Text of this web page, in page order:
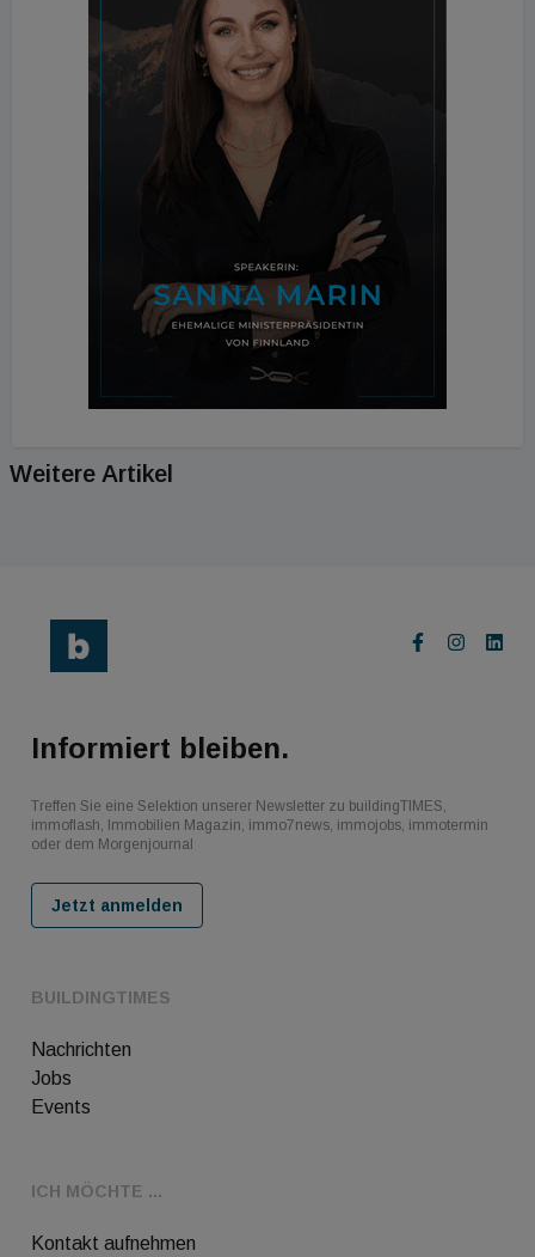
Weitere Artikel
BUILDINGTIMES
Nachrichten
Jobs
Events
ICH MÖCHTE ...
Kontakt aufnehmen
Informiert bleiben.
Treffen Sie eine Selektion unserer Newsletter zu buildingTIMES,
immoflash, Immobilien Magazin, immo7news, immojobs, immotermin
oder dem Morgenjournal
Jetzt anmelden